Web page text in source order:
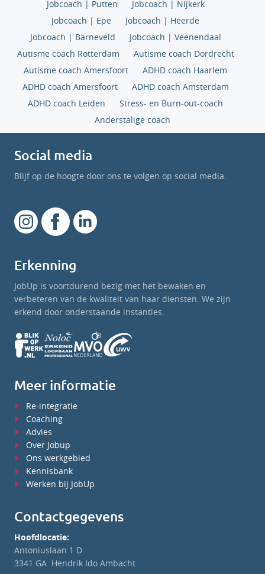
Jobcoach | Putten
Jobcoach | Nijkerk
Jobcoach | Epe
Jobcoach | Heerde
Jobcoach | Barneveld
Jobcoach | Veenendaal
Autisme coach Rotterdam
Autisme coach Dordrecht
Autisme coach Amersfoort
ADHD coach Haarlem
ADHD coach Amersfoort
ADHD coach Amsterdam
ADHD coach Leiden
Stress- en Burn-out-coach
Anderstalige coach
Social media
Blijf op de hoogte door ons te volgen op social media.
Erkenning
JobUp is voortdurend bezig met het bewaken en
verbeteren van de kwaliteit van haar diensten. We zijn
erkend door onderstaande instanties.
Meer informatie
Re-integratie
Coaching
Advies
Over Jobup
Ons werkgebied
Kennisbank
Werken bij JobUp
Contactgegevens
Hoofdlocatie:
Antoniuslaan 1 D
3341 GA Hendrik Ido Ambacht